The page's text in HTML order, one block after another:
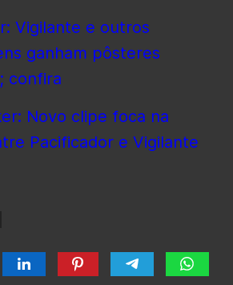
Vigilante e outros
ganham pôsteres
confira
Novo clipe foca na
Pacificador e Vigilante